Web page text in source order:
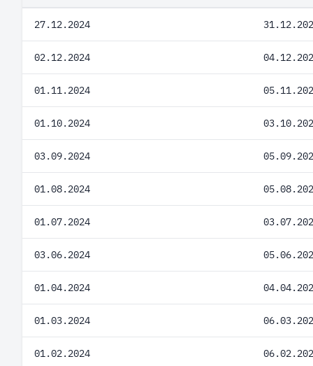
27.12.2024
02.12.2024
01.11.2024
01.10.2024
03.09.2024
01.08.2024
01.07.2024
03.06.2024
01.04.2024
01.03.2024
01.02.2024